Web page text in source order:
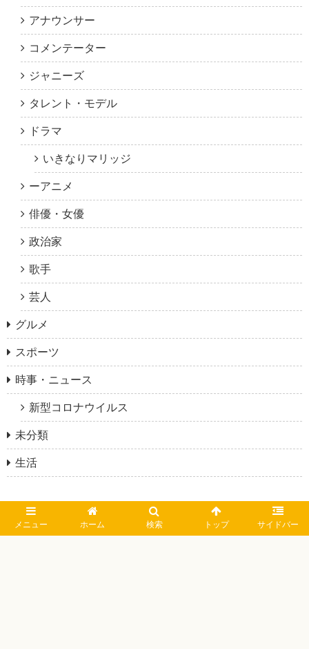
アナウンサー
コメンテーター
ジャニーズ
タレント・モデル
ドラマ
いきなりマリッジ
ーアニメ
俳優・女優
政治家
歌手
芸人
グルメ
スポーツ
時事・ニュース
新型コロナウイルス
未分類
生活
メニュー ホーム 検索 トップ サイドバー